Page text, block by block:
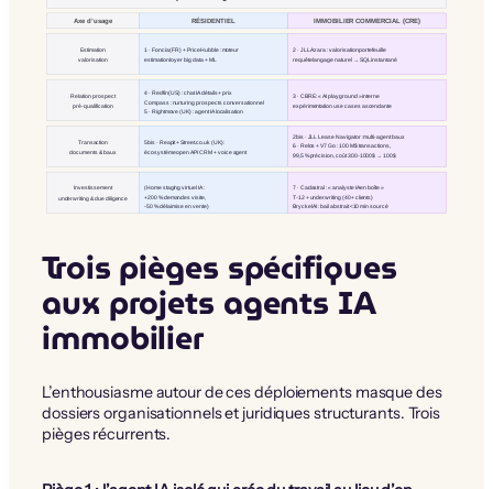
Axe d’usage RÉSIDENTIEL IMMOBILIER COMMERCIAL (CRE)
Estimation
valorisation
1 · Foncia (FR) + PriceHubble : moteur
estimation loyer big data + ML
2 · JLL Azara : valorisation portefeuille
requête langage naturel → SQL instantané
Relation prospect
pré-qualification
4 · Redfin (US) : chat IA détails + prix
Compass : nurturing prospects conversationnel
5 · Rightmove (UK) : agent IA localisation
3 · CBRE : « AI playground » interne
expérimentation use cases ascendante
Transaction
documents & baux
5bis · Reapit + Street.co.uk (UK) :
écosystème open API CRM + voice agent
2bis · JLL Lease Navigator : multi-agent baux
6 · Relos + V7 Go : 100 M$ transactions,
99,5 % précision, coût 300-1000$ → 100$
Investissement
underwriting & due diligence
(Home staging virtuel IA :
+200 % demandes visite,
-50 % délai mise en vente)
7 · Cadastral : « analyste IA en boîte »
T-12 + underwriting (40+ clients)
Bryckel AI : bail abstrait <10 min sourcé
Trois pièges spécifiques
aux projets agents IA
immobilier
L’enthousiasme autour de ces déploiements masque des
dossiers organisationnels et juridiques structurants. Trois
pièges récurrents.